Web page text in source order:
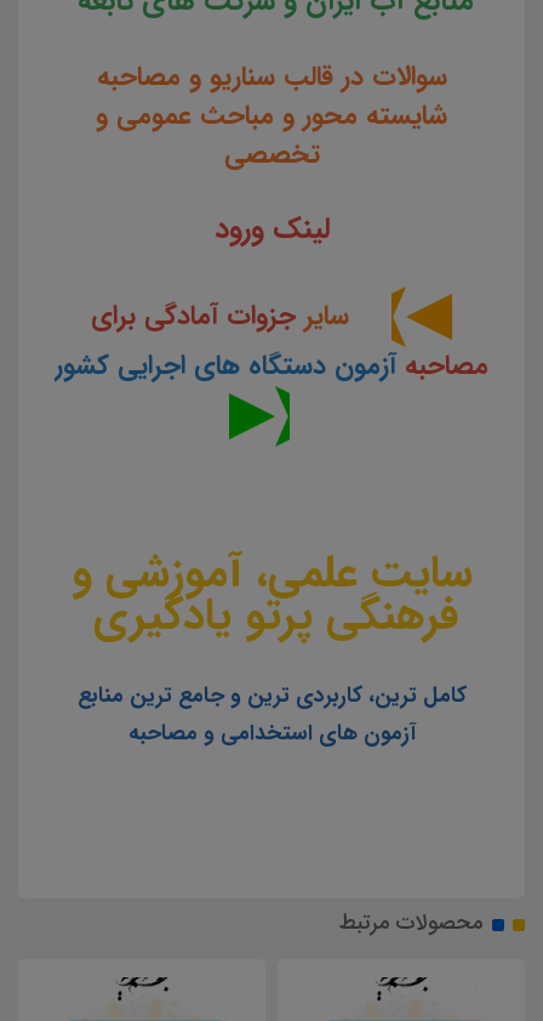
سوالات در قالب سناریو و مصاحبه
شایسته محور و مباحث عمومی و
تخصصی
لینک ورود
سایر جزوات آمادگی برای
مصاحبهآزمون دستگاه های اجرایی کشور
سایت علمی، آموزشی و
فرهنگی پرتو یادگیری
کامل ترین، کاربردی ترین و جامع ترین منابع
آزمون های استخدامی و مصاحبه
محصولات مرتبط